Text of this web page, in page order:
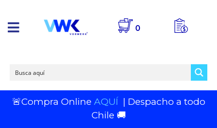
0
🚨Compra Online AQUÍ | Despacho a todo
Chile 🚚